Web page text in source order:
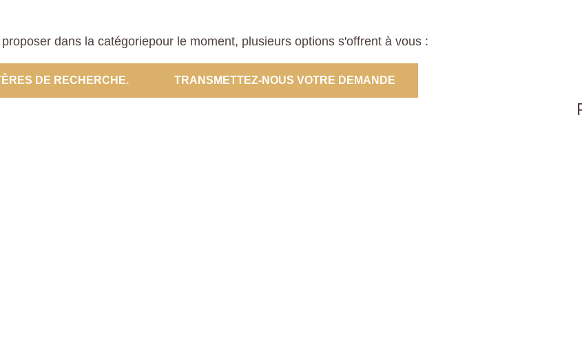
dans la catégoriepour le moment, plusieurs options s'offrent à vous :
DE RECHERCHE. TRANSMETTEZ-NOUS VOTRE DEMANDE